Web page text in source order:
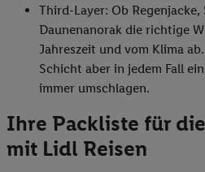
Third-Layer: Ob
Daunenanorak die richtige
Jahreszeit und vom Klima
Schicht aber in jedem Fall
immer umschlagen.
Ihre Packliste für
mit Lidl Reisen